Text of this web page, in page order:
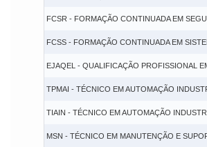
FCSR - FORMAÇÃO CONTINUADA EM
FCSS - FORMAÇÃO CONTINUADA EM
EJAQEL - QUALIFICAÇÃO PROFISSIONAL
TPMAI - TÉCNICO EM AUTOMAÇÃO
TIAIN - TÉCNICO EM AUTOMAÇÃO
MSN - TÉCNICO EM MANUTENÇÃO E